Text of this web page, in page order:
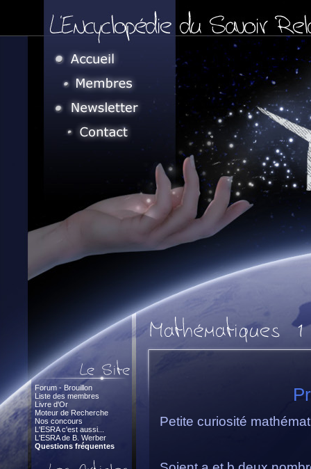
Forum - Brouillon
Liste des membres
Livre d'Or
Moteur de Recherche
Nos concours
L'ESRA c'est aussi...
L'ESRA de B. Werber
Questions fréquentes
Petite curiosité